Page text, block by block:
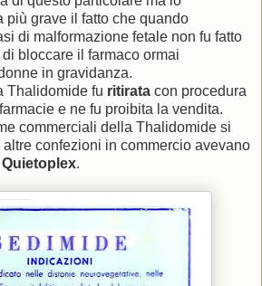
più grave il fatto che quando
di malformazione fetale non fu fatto
bloccare il farmaco ormai
in gravidanza.
Thalidomide fu ritirata con procedura
e ne fu proibita la vendita.
commerciali della Thalidomide si
altre confezioni in commercio avevano
Quietoplex.